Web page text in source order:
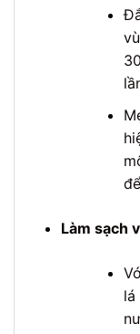
Làm sạch
lá